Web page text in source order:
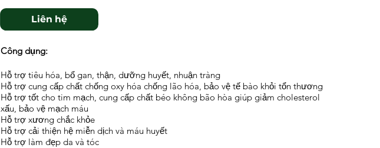
Liên hệ
Công dụng:
Hỗ trợ tiêu hóa, bổ gan, thận, dưỡng huyết, nhuận tràng
Hỗ trợ cung cấp chất chống oxy hóa chống lão hóa, bảo vệ tế bào khỏi tổn thương
Hỗ trợ tốt cho tim mạch, cung cấp chất béo không bão hòa giúp giảm cholesterol
xấu, bảo vệ mạch máu
Hỗ trợ xương chắc khỏe
Hỗ trợ cải thiện hệ miễn dịch và máu huyết
Hỗ trợ làm đẹp da và tóc